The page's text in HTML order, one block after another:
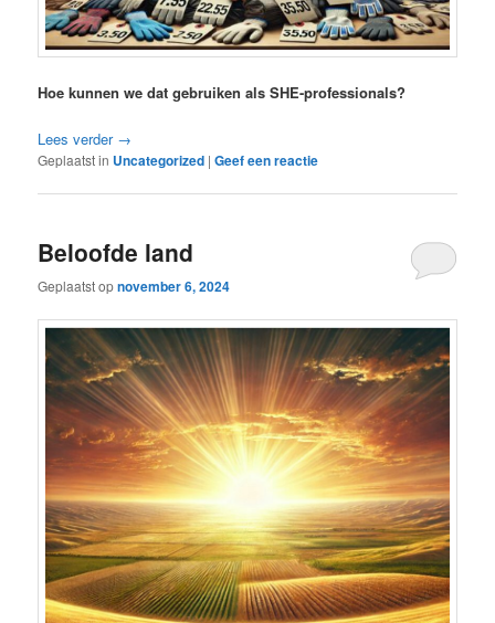
Hoe kunnen we dat gebruiken als SHE-professionals?
Lees verder →
Geplaatst in Uncategorized |Geef een reactie
Beloofde land
Geplaatst opnovember 6, 2024